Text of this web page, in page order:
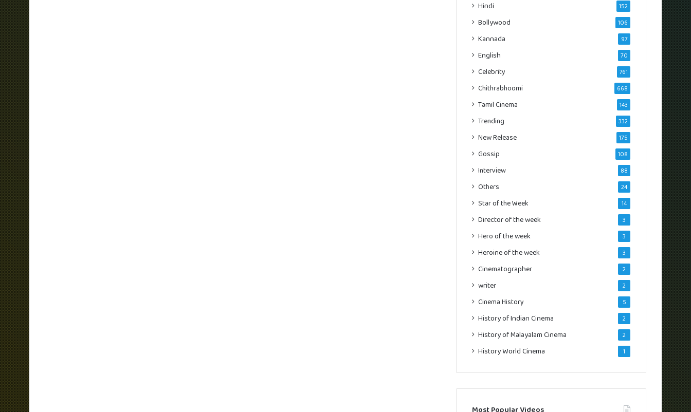
Hindi 152
Bollywood 106
Kannada 97
English 70
Celebrity 761
Chithrabhoomi 668
Tamil Cinema 143
Trending 332
New Release 175
Gossip 108
Interview 88
Others 24
Star of the Week 14
Director of the week 3
Hero of the week 3
Heroine of the week 3
Cinematographer 2
writer 2
Cinema History 5
History of Indian Cinema 2
History of Malayalam Cinema 2
History World Cinema 1
Most Popular Videos